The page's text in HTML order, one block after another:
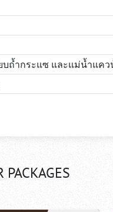
บถ้ำกระแซ และแม่น้ำแคว
PACKAGES